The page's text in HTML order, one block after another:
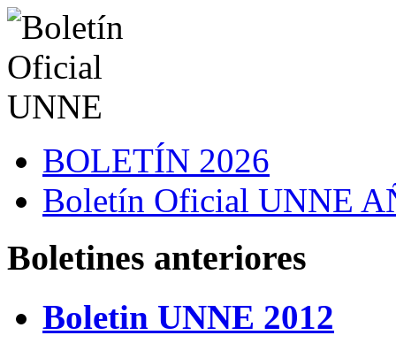
BOLETÍN 2026
Boletín Oficial UNNE
Boletines anteriores
Boletin UNNE 2012